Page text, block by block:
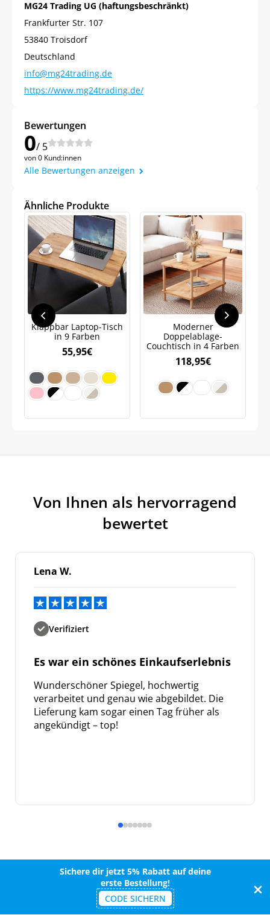
MG24 Trading UG (haftungsbeschränkt)
Frankfurter Str. 107
53840 Troisdorf
Deutschland
info@mg24trading.de
https://www.mg24trading.de/
Bewertungen
0/ 5
von 0 Kund:innen
Alle Bewertungen anzeigen
Ähnliche Produkte
Klappbar Laptop-Tisch
in 9 Farben
55,95€
Moderner
Doppelablage-
Couchtisch in 4 Farben
118,95€
Von Ihnen als hervorragend
bewertet
Lena W.
Verifiziert
Es war ein schönes Einkaufserlebnis
Wunderschöner Spiegel, hochwertig
verarbeitet und genau wie abgebildet. Die
Lieferung kam sogar einen Tag früher als
angekündigt – top!
Sichere dir jetzt 5% Rabatt auf deine
erste Bestellung!
CODE SICHERN
Jetzt
Meinen Code senden
Bleiben Sie auf dem Laufenden über
Neuigkeiten und Angebote.
Weitere Informationen darüber, wie wir Ihre Daten für
Marketingkommunikation verarbeiten. Lesen Sie unsere
Datenschutzrichtlinie.